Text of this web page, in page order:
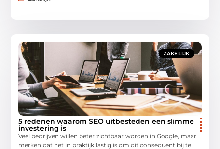
ZAKELIJK
5 redenen waarom SEO uitbesteden een slimme
investering is
Veel bedrijven willen beter zichtbaar worden in Google, maar
merken dat het in praktijk lastig is om dit consequent bij te